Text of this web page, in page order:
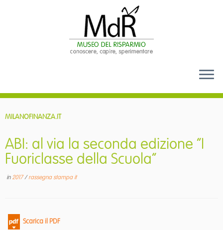
MILANOFINANZA.IT
ABI: al via la seconda edizione “I
Fuoriclasse della Scuola”
in 2017/rassegna stampa it
Scarica il PDF